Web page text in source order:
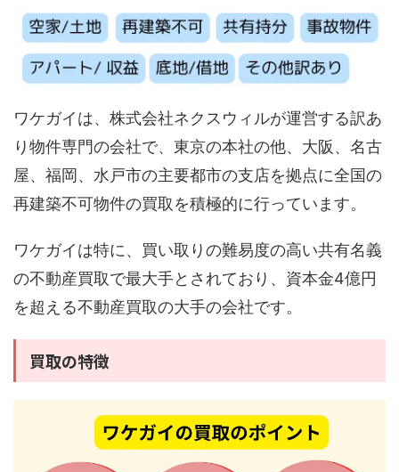
ワケガイは、株式会社ネクスウィルが運営する訳あ
り物件専門の会社で、東京の本社の他、大阪、名古
屋、福岡、水戸市の主要都市の支店を拠点に全国の
再建築不可物件の買取を積極的に行っています。
ワケガイは特に、買い取りの難易度の高い共有名義
の不動産買取で最大手とされており、資本金4億円
を超える不動産買取の大手の会社です。
買取の特徴